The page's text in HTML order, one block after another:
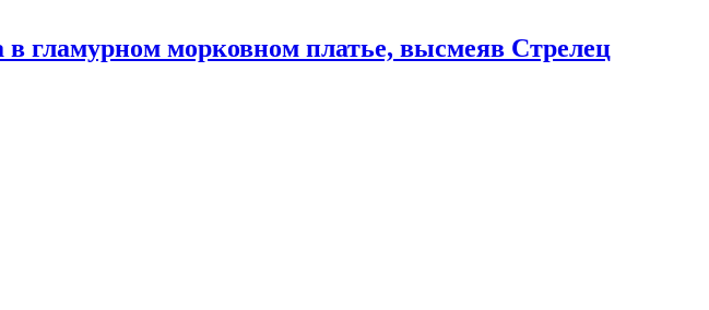
гламурном морковном платье, высмеяв Стрелец